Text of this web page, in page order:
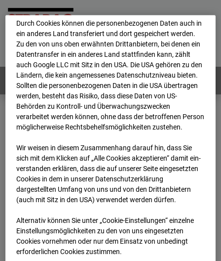
Home E-Mail Impressum
Login
Deutsch / English
Webcams: Alle Länder
Home
Deutschland
BC-186 - BV-Lübbenau Nordkopf
Archiv
2026
07 08 13:45
BC-186 - BV-Lübbenau
Nordkopf
Berliner Str. 30, 03222 Berlin
Zur Übersicht
Durch Cookies können die personenbezogenen Daten auch in
ein anderes Land transferiert und dort gespeichert werden.
Zu den von uns oben erwähnten Drittanbietern, bei denen ein
Datentransfer in ein anderes Land stattfinden kann, zählt
auch Google LLC mit Sitz in den USA. Die USA gehören zu den
Ländern, die kein angemessenes Datenschutzniveau bieten.
Sollten die personenbezogenen Daten in die USA übertragen
werden, besteht das Risiko, dass diese Daten von US-
Behörden zu Kontroll- und Überwachungszwecken
verarbeitet werden können, ohne dass der betroffenen Person
möglicherweise Rechtsbehelfsmöglichkeiten zustehen.
Wir weisen in diesem Zusammenhang darauf hin, dass Sie
sich mit dem Klicken auf „Alle Cookies akzeptieren“ damit ein­
ver­standen erklären, dass die auf unserer Seite eingesetzten
Cookies in dem in unserer Datenschutzerklärung
dargestellten Umfang von uns und von den Drittanbietern
(auch mit Sitz in den USA) verwendet werden dürfen.
Alternativ können Sie unter „Cookie-Einstellungen“ einzelne
Einstellungsmöglichkeiten zu den von uns eingesetzten
Cookies vornehmen oder nur dem Einsatz von unbedingt
erforderlichen Cookies zustimmen.